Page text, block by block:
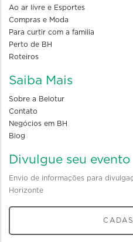
Ao ar livre e Esportes
Compras e Moda
Para curtir com a familia
Perto de BH
Roteiros
Saiba Mais
Sobre a Belotur
Contato
Negócios em BH
Blog
Divulgue seu evento
Envio de informações para
Horizonte